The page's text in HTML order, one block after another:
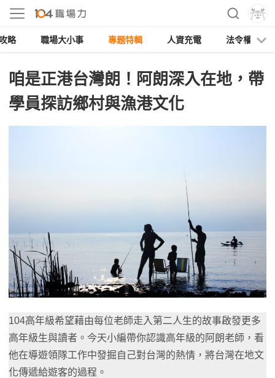
略 職場大小事 專題特輯 人資充電 法令權益
咱是正港台灣朗！阿朗深入在地，帶
學員探訪鄉村與漁港文化
104高年級希望藉由每位老師走入第二人生的故事啟發更多
高年級生與讀者。今天小編帶你認識高年級的阿朗老師，看
他在導遊領隊工作中發掘自己對台灣的熱情，將台灣在地文
化傳遞給遊客的過程。